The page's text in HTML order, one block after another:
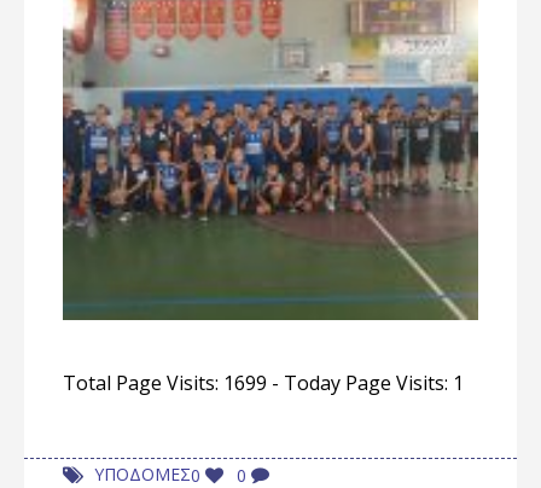
Total Page Visits: 1699 - Today Page Visits: 1
0
0
ΥΠΟΔΟΜΕΣ